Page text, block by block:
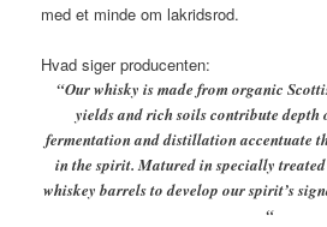
med et minde om lakridsrod.
Hvad siger producenten:
“Our whisky is made from organic
yields and rich soils contribute depth
fermentation and distillation accentuate
in the spirit. Matured in specially
whiskey barrels to develop our spirit’s
“